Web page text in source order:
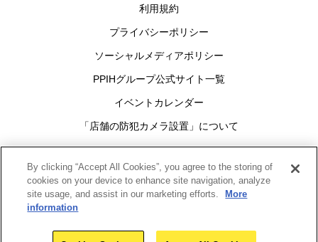
利用規約
プライバシーポリシー
ソーシャルメディアポリシー
PPIHグループ公式サイト一覧
イベントカレンダー
「店舗の防犯カメラ設置」について
Cookies Settings
グループ
By clicking “Accept All Cookies”, you agree to the storing of
cookies on your device to enhance site navigation, analyze
site usage, and assist in our marketing efforts.
More
information